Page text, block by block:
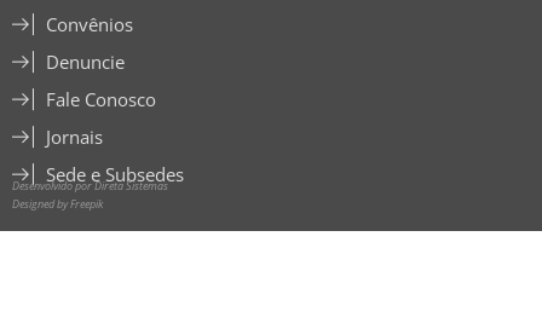
Convênios
Denuncie
Fale Conosco
Jornais
Sede e Subsedes
Desenvolvido por Direta Sistemas
Designed by Freepik